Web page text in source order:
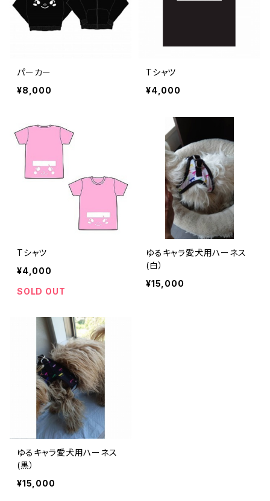
パーカー
¥8,000
Tシャツ
¥4,000
Tシャツ
¥4,000
SOLD OUT
ゆるキャラ愛犬用ハーネス
(白）
¥15,000
ゆるキャラ愛犬用ハーネス
(黒）
¥15,000